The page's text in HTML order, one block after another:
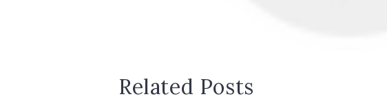
Related Posts